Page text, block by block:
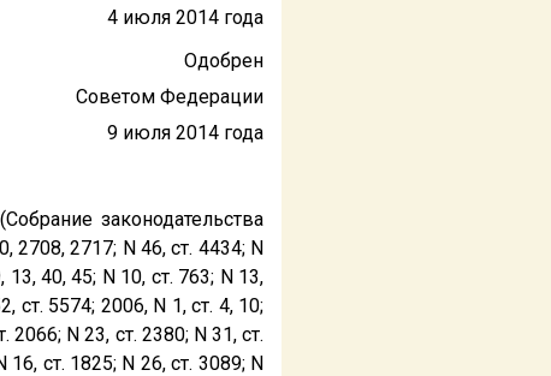
4 июля 2014 года
Одобрен
Советом Федерации
9 июля 2014 года
(Собрание законодательства
2708, 2717; N 46, ст. 4434; N
13, 40, 45; N 10, ст. 763; N 13,
ст. 5574; 2006, N 1, ст. 4, 10;
2066; N 23, ст. 2380; N 31, ст.
16, ст. 1825; N 26, ст. 3089; N